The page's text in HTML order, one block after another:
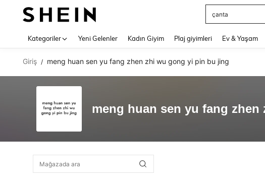
çanta
Kategoriler Yeni Gelenler Kadın Giyim Plaj giyimleri Ev & Yaşam
Giriş / meng huan sen yu fang zhen zhi wu gong yi pin bu jing
meng huan sen yu fang